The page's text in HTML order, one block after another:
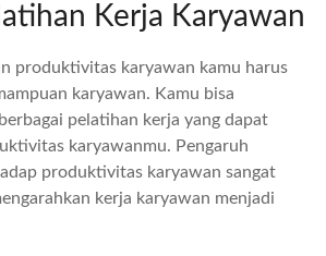
Kerja Karyawan
produktivitas karyawan kamu harus
karyawan. Kamu bisa
pelatihan kerja yang dapat
karyawanmu. Pengaruh
produktivitas karyawan sangat
kerja karyawan menjadi